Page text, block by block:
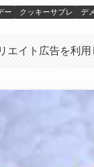
ー クッキーサブレ デ
エイト広告を利用